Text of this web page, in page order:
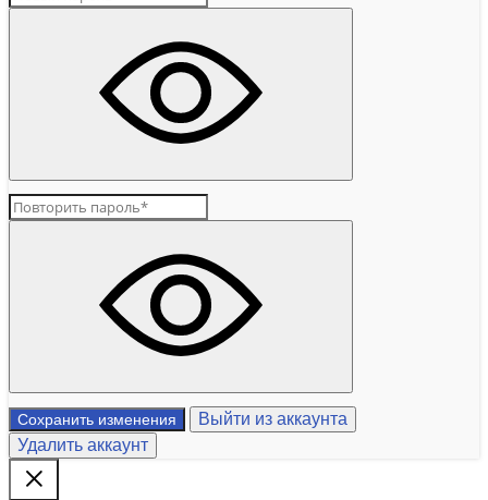
Сохранить изменения
Выйти из аккаунта
Удалить аккаунт